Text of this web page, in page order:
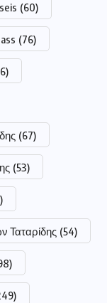
(60)
(76)
(67)
(53)
Ταταρίδης (54)